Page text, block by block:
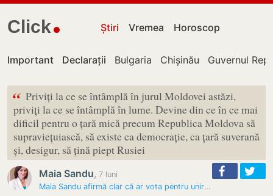
Click Știri Vremea Horoscop
Important Declarații Bulgaria Chișinău Guvernul
“ Priviți la ce se întâmplă în jurul Moldovei astăzi,
priviți la ce se întâmplă în lume. Devine din ce în ce mai
dificil pentru o țară mică precum Republica Moldova să
supraviețuiască, să existe ca democrație, ca țară suverană
și, desigur, să țină piept Rusiei
Maia Sandu, 7 luni
Maia Sandu afirmă clar că ar vota pentru unirea cu România, dar…